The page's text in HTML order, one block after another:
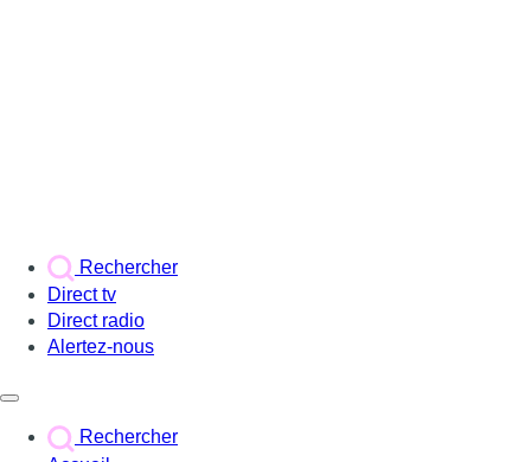
Rechercher
Direct tv
Direct radio
Alertez-nous
Rechercher